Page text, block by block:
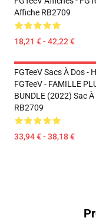
Affiche RB2709
18,21 € - 42,22 €
FGTeeV Sacs À Dos -
FGTeeV - FAMILLE
BUNDLE (2022) Sac À
RB2709
33,94 € - 38,18 €